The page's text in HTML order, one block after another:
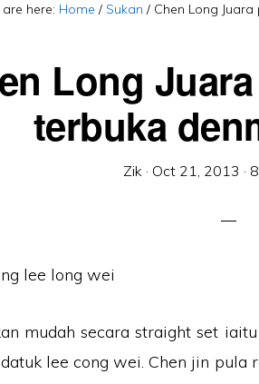
here: Home / Sukan /Chen Long Juara
Long
terbuka
Zik · Oct 21, 2013 ·
mudah secara straight set
lee cong wei. Chen jin pula